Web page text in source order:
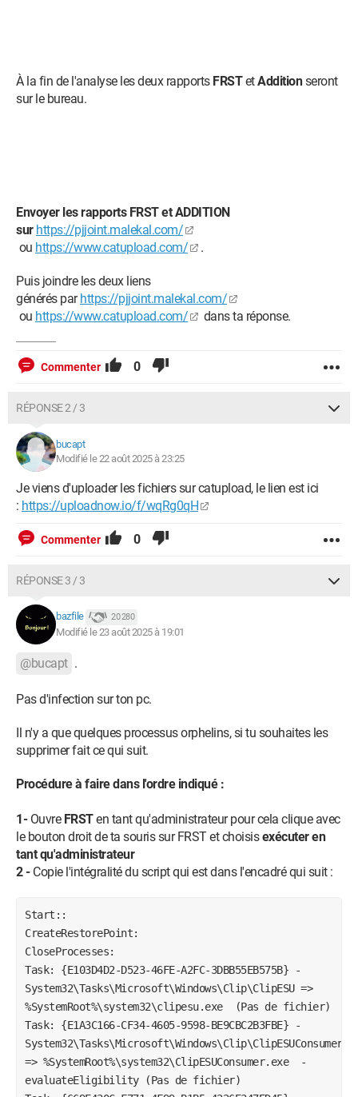
À la fin de l'analyse les deux rapports FRSTetAdditionseront
sur le bureau.
Envoyer les rapports FRST et ADDITION
sur https://pjjoint.malekal.com/
ou https://www.catupload.com/ .
Puis joindre les deux liens
générés parhttps://pjjoint.malekal.com/
ou https://www.catupload.com/ dans ta réponse.
Commenter 0
RÉPONSE 2 / 3
bucapt
Modifié le 22 août 2025 à 23:25
Je viens d'uploader les fichiers sur catupload, le lien est ici
: https://uploadnow.io/f/wqRg0qH
Commenter 0
RÉPONSE 3 / 3
bazfile 20 280
Modifié le 23 août 2025 à 19:01
@bucapt .
Pas d'infection sur ton pc.
Il n'y a que quelques processus orphelins, si tu souhaites les
supprimer fait ce qui suit.
Procédure à faire dans l'ordre indiqué :
1-Ouvre FRSTen tant qu'administrateur pour cela clique avec
le bouton droit de ta souris sur FRST et choisisexécuter en
tant qu'administrateur
2 -Copie l'intégralité du script qui est dans l'encadré qui suit :
Start::
CreateRestorePoint:
CloseProcesses:
Task: {E103D4D2-D523-46FE-A2FC-3DBB55EB575B} -
System32\Tasks\Microsoft\Windows\Clip\ClipESU =>
%SystemRoot%\system32\clipesu.exe  (Pas de fichier)
Task: {E1A3C166-CF34-4605-9598-BE9CBC2B3FBE} -
System32\Tasks\Microsoft\Windows\Clip\ClipESUConsumer
=> %SystemRoot%\system32\ClipESUConsumer.exe  -
evaluateEligibility (Pas de fichier)